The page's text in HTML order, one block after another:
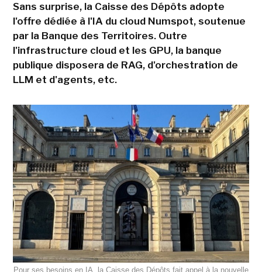
Sans surprise, la Caisse des Dépôts adopte
l'offre dédiée à l'IA du cloud Numspot, soutenue
par la Banque des Territoires. Outre
l'infrastructure cloud et les GPU, la banque
publique disposera de RAG, d'orchestration de
LLM et d'agents, etc.
Pour ses besoins en IA, la Caisse des Dépôts fait appel à la nouvelle